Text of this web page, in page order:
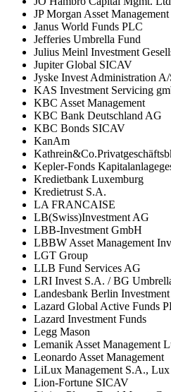
JP Morgan Asset Management
Janus World Funds PLC
Jefferies Umbrella Fund
Julius Meinl Investment
Jupiter Global SICAV
Jyske Invest Administration A/
KAS Investment Servicing
KBC Asset Management
KBC Bank Deutschland AG
KBC Bonds SICAV
KanAm
Kepler-Fonds
Kredietbank Luxemburg
Kredietrust S.A.
LA FRANCAISE
LB(Swiss)Investment AG
LBB-Investment GmbH
LBBW Asset Management
LGT Group
LLB Fund Services AG
LRI Invest S.A. / BG
Landesbank Berlin
Lazard Global Active Funds
Lazard Investment Funds
Legg Mason
Lemanik Asset Management
Leonardo Asset Management
LiLux Management S.A., Lux
Lion-Fortune SICAV